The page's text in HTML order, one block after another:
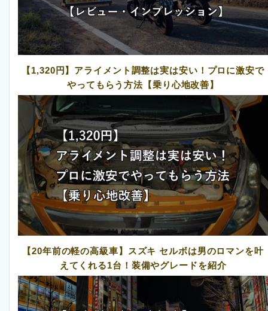
【1,320円】アライメント調整は実は安い！プロに激安で
やってもらう方法【乗り心地改善】
【20年前の軽の高級車】スズキ セルボは男のロマンを叶
えてくれる1台！装備やグレードを紹介